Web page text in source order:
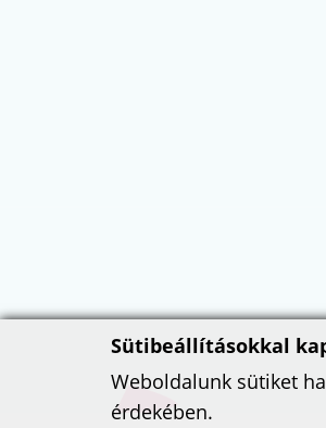
Sütibeállításokkal
Weboldalunk sütiket
érdekében.